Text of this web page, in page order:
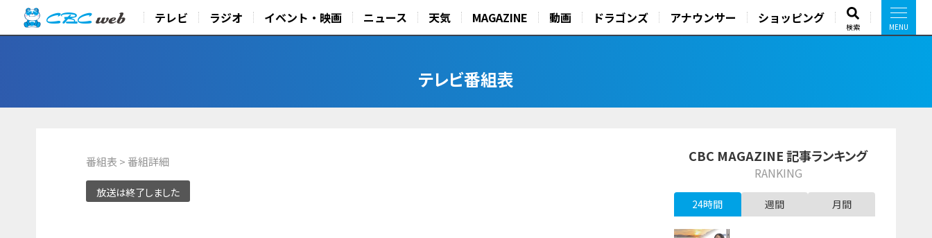
テレビ ラジオ イベント・映画 ニュース 天気 MAGAZINE 動画 ドラゴンズ アナウンサー ショッピング
検索
テレビ番組表
番組表 > 番組詳細
放送は終了しました
CBC MAGAZINE 記事ランキング
RANKING
24時間 週間 月間